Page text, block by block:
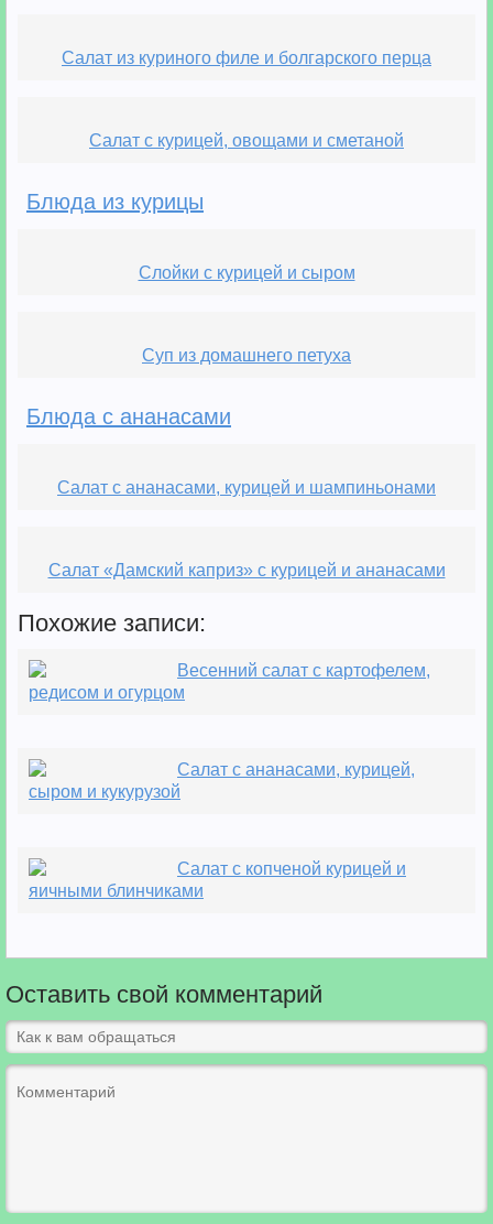
Салат из куриного филе и болгарского перца
Салат с курицей, овощами и сметаной
Блюда из курицы
Слойки с курицей и сыром
Суп из домашнего петуха
Блюда с ананасами
Салат с ананасами, курицей и шампиньонами
Салат «Дамский каприз» с курицей и ананасами
Похожие записи:
Весенний салат с картофелем,
редисом и огурцом
Салат с ананасами, курицей,
сыром и кукурузой
Салат с копченой курицей и
яичными блинчиками
Оставить свой комментарий